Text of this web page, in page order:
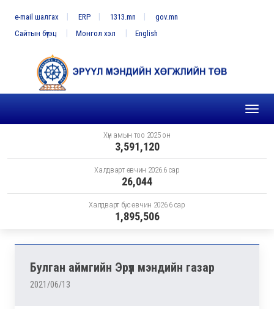
e-mail шалгах ERP 1313.mn
gov.mn
Сайтын бүтэц
Монгол хэл English
Toggle
Хүн амын тоо 2025 он
3,591,120
Халдварт өвчин 2026.6 сар
26,044
Халдварт бус өвчин 2026.6 сар
1,895,506
Булган аймгийн Эрүүл мэндийн газар
2021/06/13